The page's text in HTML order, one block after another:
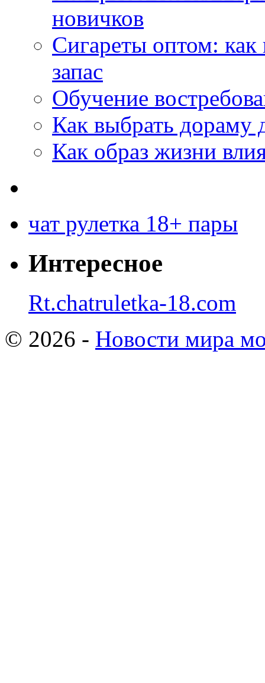
новичков
Сигареты оптом:
запас
Обучение
Как выбрать дораму
Как образ жизни
чат рулетка 18+ пары
Интересное
Rt.chatruletka-18.com
© 2026 - Новости мира